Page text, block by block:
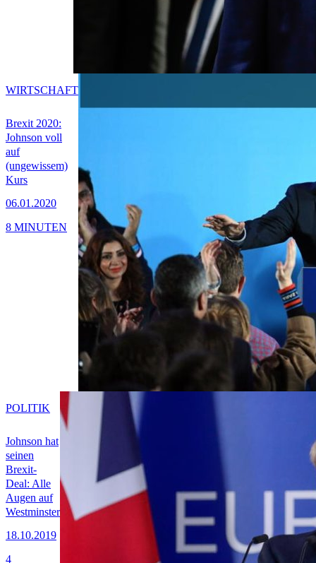
Brexit 2020:
Johnson voll
auf
(ungewissem)
Kurs
06.01.2020
WIRTSCHAFT
8 MINUTEN
Johnson hat
seinen
Brexit-
Deal: Alle
Augen auf
Westminster
18.10.2019
POLITIK
4